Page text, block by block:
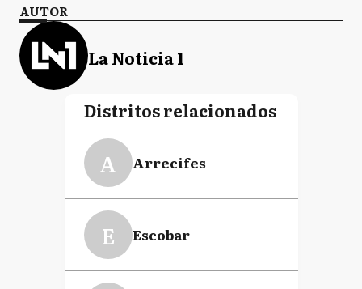
AUTOR
La Noticia 1
Distritos relacionados
A Arrecifes
E Escobar